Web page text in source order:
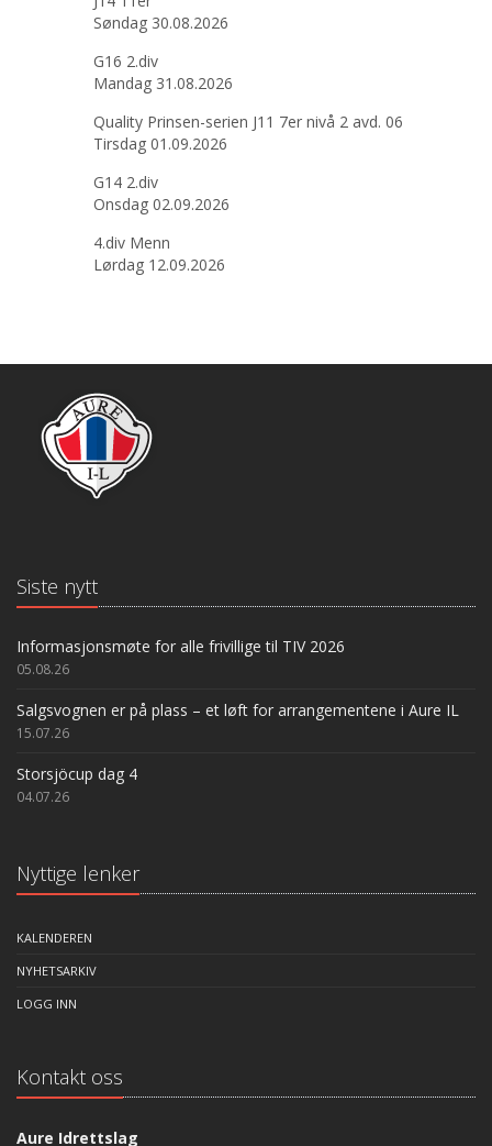
Søndag 30.08.2026
G16 2.div
Mandag 31.08.2026
Quality Prinsen-serien J11 7er nivå 2 avd. 06
Tirsdag 01.09.2026
G14 2.div
Onsdag 02.09.2026
4.div Menn
Lørdag 12.09.2026
Siste nytt
Informasjonsmøte for alle frivillige til TIV 2026
05.08.26
Salgsvognen er på plass – et løft for arrangementene i Aure IL
15.07.26
Storsjöcup dag 4
04.07.26
Nyttige lenker
KALENDEREN
NYHETSARKIV
LOGG INN
Kontakt oss
Aure Idrettslag